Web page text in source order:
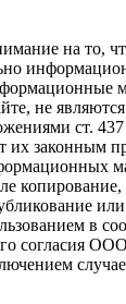
на то,
не
ст.
их законным
копирование,
в
согласия